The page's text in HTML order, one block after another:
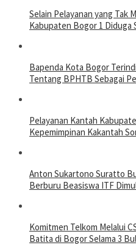
Selain Pelayanan yang Tak
Kabupaten Bogor 1 Diduga
Bapenda Kota Bogor
Tentang BPHTB Sebagai
Pelayanan Kantah
Kepemimpinan Kakantah
Anton Sukartono Suratto
Berburu Beasiswa ITF
Komitmen Telkom Melalui
Batita di Bogor Selama 3